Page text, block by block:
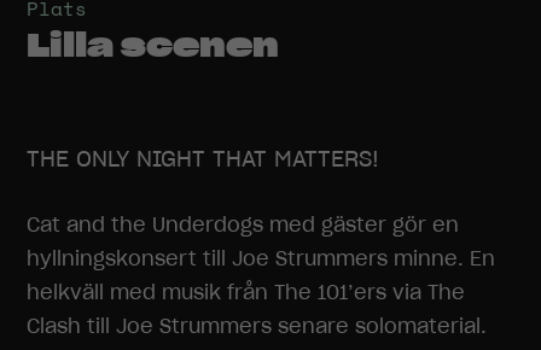
Plats
Lilla scenen
THE ONLY NIGHT THAT MATTERS!
Cat and the Underdogs med gäster gör en
hyllningskonsert till Joe Strummers minne. En
helkväll med musik från The 101’ers via The
Clash till Joe Strummers senare solomaterial.